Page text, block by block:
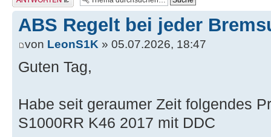
ABS Regelt bei jeder
von LeonS1K » 05.07.2026, 18:47
Guten Tag,
Habe seit geraumer Zeit folgendes
S1000RR K46 2017 mit DDC